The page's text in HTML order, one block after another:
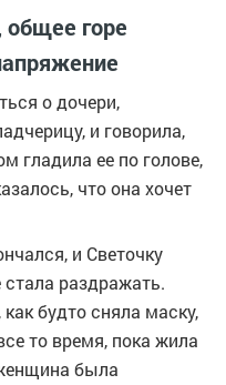
общее горе
о дочери,
и говорила,
гладила ее по голове,
что она хочет
и Светочку
раздражать.
будто сняла маску,
то время, пока жила
была